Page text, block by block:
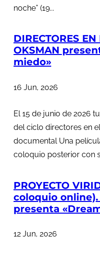
noche” (19...
DIRECTORES EN
OKSMAN
miedo»
16 Jun, 2026
El 15 de junio de 2026
del ciclo directores en
documental Una
coloquio posterior con
PROYECTO
coloquio online).
presenta
12 Jun, 2026